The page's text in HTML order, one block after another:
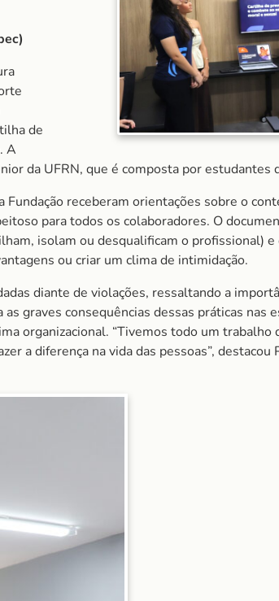
de
A
da UFRN, que é composta por estudantes
receberam orientações sobre o
para todos os colaboradores. O
isolam ou desqualificam o profissional)
ou criar um clima de intimidação.
diante de violações, ressaltando a
graves consequências dessas práticas nas
organizacional. “Tivemos todo um trabalho
a diferença na vida das pessoas”,